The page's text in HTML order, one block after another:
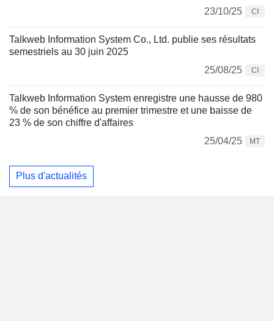
23/10/25
CI
Talkweb Information System Co., Ltd. publie ses résultats
semestriels au 30 juin 2025
25/08/25
CI
Talkweb Information System enregistre une hausse de 980
% de son bénéfice au premier trimestre et une baisse de
23 % de son chiffre d'affaires
25/04/25
MT
Plus d'actualités